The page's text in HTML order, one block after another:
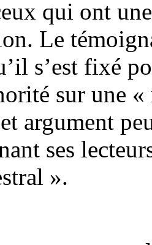
qui ont
Le
s’est fixé
sur une
argument
ses
».